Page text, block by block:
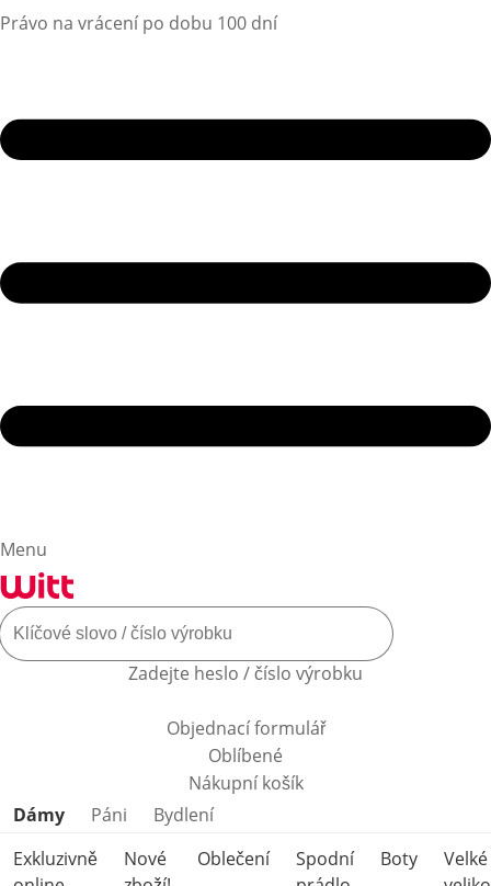
Právo na vrácení po dobu 100 dní
Menu
Zadejte heslo / číslo výrobku
Objednací formulář
Oblíbené
Nákupní košík
Přeskočit kategorie produktů
Dámy Páni
Bydlení
Exkluzivně
Nové
Oblečení
Spodní
Boty
Velké